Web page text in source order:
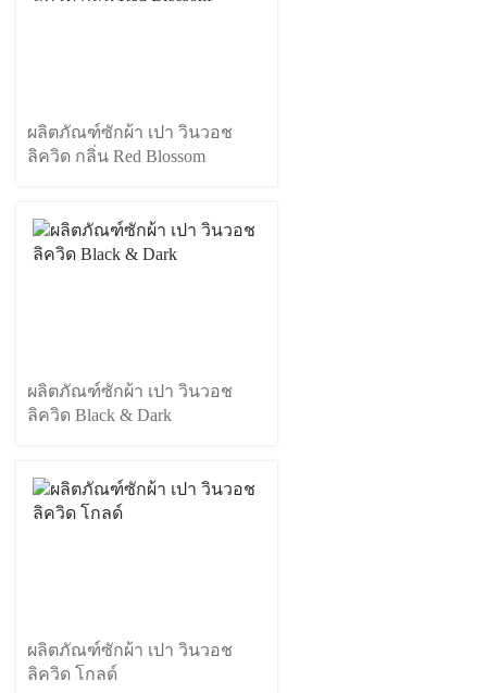
ผลิตภัณฑ์ซักผ้า เปา วินวอช
ลิควิด กลิ่น Red Blossom
ผลิตภัณฑ์ซักผ้า เปา วินวอช
ลิควิด Black & Dark
ผลิตภัณฑ์ซักผ้า เปา วินวอช
ลิควิด โกลด์